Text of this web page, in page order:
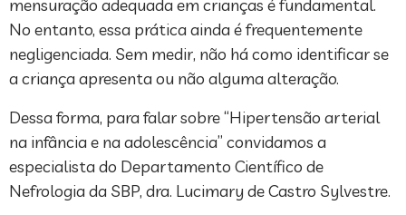
mensuração adequada em crianças é fundamental.
No entanto, essa prática ainda é frequentemente
negligenciada. Sem medir, não há como identificar se
a criança apresenta ou não alguma alteração.
Dessa forma, para falar sobre “Hipertensão arterial
na infância e na adolescência” convidamos a
especialista do Departamento Científico de
Nefrologia da SBP, dra. Lucimary de Castro Sylvestre.